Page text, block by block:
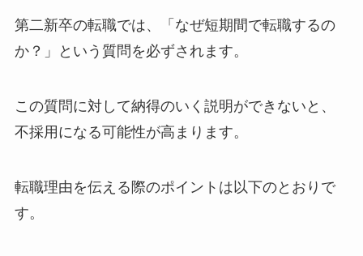
第二新卒の転職では、「なぜ短期間で転職するの
か？」という質問を必ずされます。
この質問に対して納得のいく説明ができないと、
不採用になる可能性が高まります。
転職理由を伝える際のポイントは以下のとおりで
す。